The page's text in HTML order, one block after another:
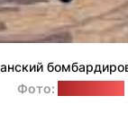
Фото: